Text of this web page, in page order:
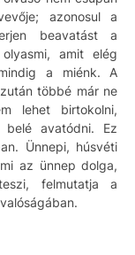
azonosul a
beavatást a
amit elég
a miénk. A
többé már ne
lehet birtokolni,
avatódni. Ez
Ünnepi, húsvéti
az ünnep dolga,
felmutatja a